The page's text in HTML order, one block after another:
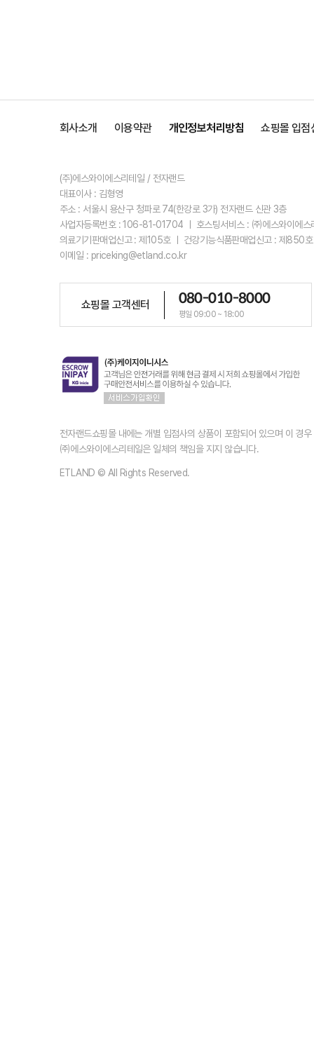
회사소개 이용약관 개인정보처리방침 쇼핑몰 입점
(주)에스와이에스리테일 / 전자랜드
대표이사 : 김형영
주소 : 서울시 용산구 청파로 74(한강로 3가) 전자랜드 신관 3층
사업자등록번호 : 106-81-01704 ㅣ 호스팅서비스 : ㈜에스와이에
의료기기판매업신고 : 제105호 ㅣ 건강기능식품판매업신고 : 제850
이메일 : priceking@etland.co.kr
쇼핑몰 고객센터 080-010-8000
평일 09:00 ~ 18:00
전자랜드쇼핑몰 내에는 개별 입점사의 상품이 포함되어 있으며 이 경
㈜에스와이에스리테일은 일체의 책임을 지지 않습니다.
ETLAND © All Rights Reserved.